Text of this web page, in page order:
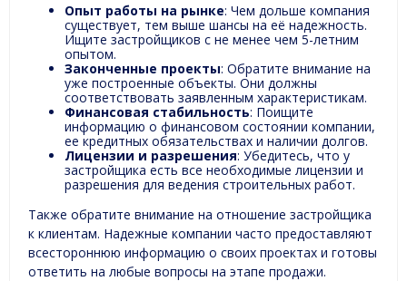
Опыт работы на рынке: Чем дольше компания
существует, тем выше шансы на её надежность.
Ищите застройщиков с не менее чем 5-летним
опытом.
Законченные проекты: Обратите внимание на
уже построенные объекты. Они должны
соответствовать заявленным характеристикам.
Финансовая стабильность: Поищите
информацию о финансовом состоянии компании,
ее кредитных обязательствах и наличии долгов.
Лицензии и разрешения: Убедитесь, что у
застройщика есть все необходимые лицензии и
разрешения для ведения строительных работ.
Также обратите внимание на отношение застройщика
к клиентам. Надежные компании часто предоставляют
всестороннюю информацию о своих проектах и готовы
ответить на любые вопросы на этапе продажи.